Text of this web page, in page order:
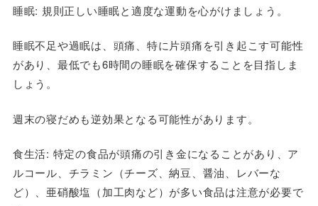
睡眠: 規則正しい睡眠と適度な運動を心がけましょう。
睡眠不足や過眠は、頭痛、特に片頭痛を引き起こす可能性
があり、最低でも6時間の睡眠を確保することを目指しま
しょう。
週末の寝だめも逆効果となる可能性があります。
食生活: 特定の食品が頭痛の引き金になることがあり、ア
ルコール、チラミン（チーズ、納豆、醤油、レバーな
ど）、亜硝酸塩（加工肉など）が多い食品は注意が必要で